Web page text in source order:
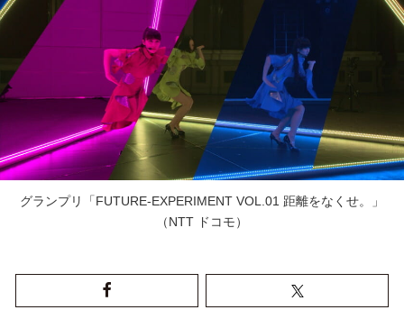
グランプリ「FUTURE-EXPERIMENT VOL.01 距離をなくせ。」
（NTT ドコモ）